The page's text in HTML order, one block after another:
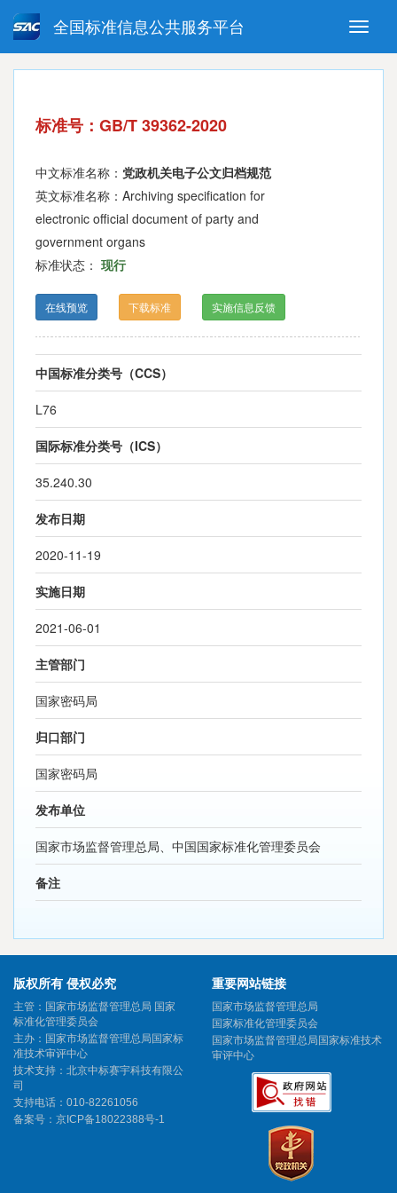
Toggle
全国标准信息公共服务平台
强制性国家标准 推荐性国家标准
指导性技术文件 (National standards in foreign
标准号：GB/T 39362-2020
中文标准名称： 党政机关电子公文归档规范
英文标准名称：Archiving specification for
electronic official document of party and
government organs
标准状态： 现行
在线预览 下载标准 实施信息反馈
中国标准分类号（CCS）
L76
国际标准分类号（ICS）
35.240.30
发布日期
2020-11-19
实施日期
2021-06-01
主管部门
国家密码局
归口部门
国家密码局
发布单位
国家市场监督管理总局、中国国家标准化管理委员会
备注
版权所有 侵权必究
主管：国家市场监督管理总局 国家
标准化管理委员会
主办：国家市场监督管理总局国家标
准技术审评中心
技术支持：北京中标赛宇科技有限公
司
支持电话：010-82261056
备案号： 京ICP备18022388号-1
重要网站链接
国家市场监督管理总局
国家标准化管理委员会
国家市场监督管理总局国家标准技术
审评中心